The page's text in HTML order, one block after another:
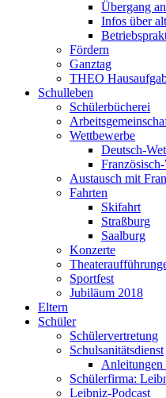
Übergang
Infos über
Fördern
Ganztag
THEO
Schulleben
Schülerbücherei
Wettbewerbe
Deutsch-
Austausch mit
Fahrten
Skifahrt
Straßburg
Saalburg
Konzerte
Sportfest
Jubiläum 2018
Eltern
Schüler
Schülervertretung
Schulsanitätsdienst
Schülerfirma:
Leibniz-Podcast